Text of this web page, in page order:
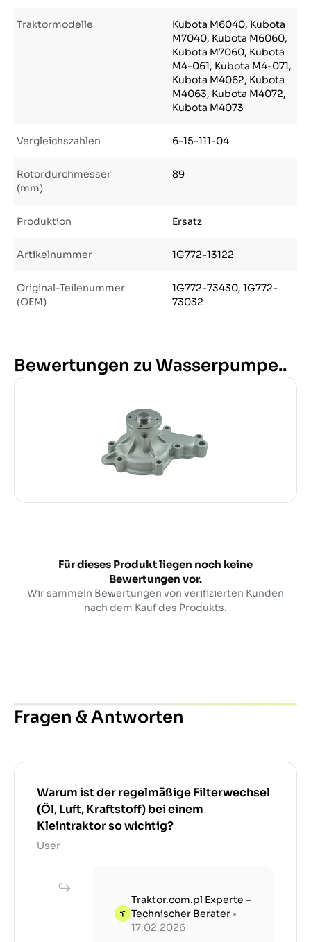
Traktormodelle
Kubota M6040, Kubota
M7040, Kubota M6060,
Kubota M7060, Kubota
M4-061, Kubota M4-071,
Kubota M4062, Kubota
M4063, Kubota M4072,
Kubota M4073
Vergleichszahlen 6-15-111-04
Rotordurchmesser
(mm)
89
Produktion Ersatz
Artikelnummer 1G772-13122
Original-Teilenummer
(OEM)
1G772-73430, 1G772-
73032
Bewertungen zu Wasserpumpe..
Für dieses Produkt liegen noch keine
Bewertungen vor.
Wir sammeln Bewertungen von verifizierten Kunden
nach dem Kauf des Produkts.
Fragen & Antworten
Warum ist der regelmäßige Filterwechsel
(Öl, Luft, Kraftstoff) bei einem
Kleintraktor so wichtig?
User
Traktor.com.pl Experte –
Technischer Berater •
17.02.2026